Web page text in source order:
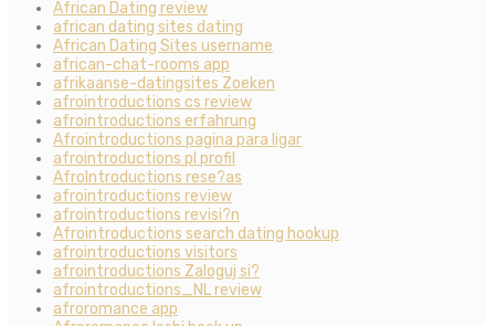
African Dating review
african dating sites dating
African Dating Sites username
african-chat-rooms app
afrikaanse-datingsites Zoeken
afrointroductions cs review
afrointroductions erfahrung
Afrointroductions pagina para ligar
afrointroductions pl profil
AfroIntroductions rese?as
afrointroductions review
afrointroductions revisi?n
Afrointroductions search dating hookup
afrointroductions visitors
afrointroductions Zaloguj si?
afrointroductions_NL review
afroromance app